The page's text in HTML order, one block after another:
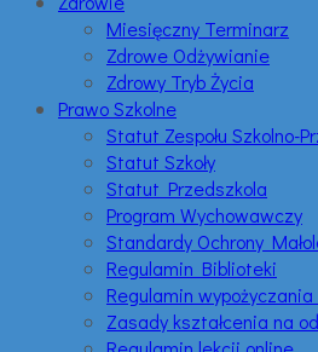
Miesięczny Terminarz
Zdrowe Odżywianie
Zdrowy Tryb Życia
Prawo Szkolne
Statut Zespołu Szkolno-
Statut Szkoły
Statut Przedszkola
Program Wychowawczy
Standardy Ochrony
Regulamin Biblioteki
Regulamin
Zasady kształcenia na